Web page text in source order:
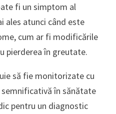
fi un simptom al
ales atunci când este
cum ar fi modificările
pierderea în greutate.
să fie monitorizate cu
în sănătate
pentru un diagnostic